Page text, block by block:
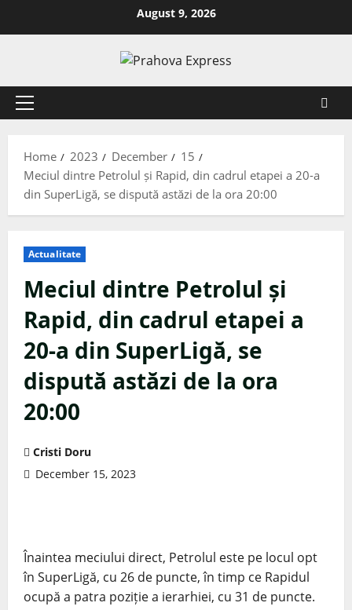
August 9, 2026
Home 2023 December
15
Meciul dintre Petrolul și Rapid, din cadrul etapei a 20-a
din SuperLigă, se dispută astăzi de la ora 20:00
Actualitate
Meciul dintre Petrolul și
Rapid, din cadrul etapei a
20-a din SuperLigă, se
dispută astăzi de la ora
20:00
Cristi Doru
December 15, 2023
Înaintea meciului direct, Petrolul este pe locul opt
în SuperLigă, cu 26 de puncte, în timp ce Rapidul
ocupă a patra poziție a ierarhiei, cu 31 de puncte.